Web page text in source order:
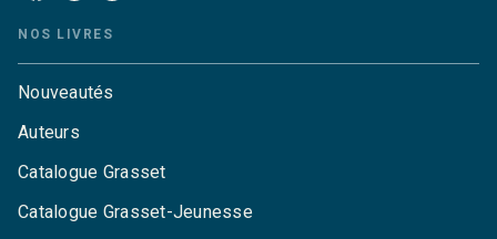
NOS LIVRES
Nouveautés
Auteurs
Catalogue Grasset
Catalogue Grasset-Jeunesse